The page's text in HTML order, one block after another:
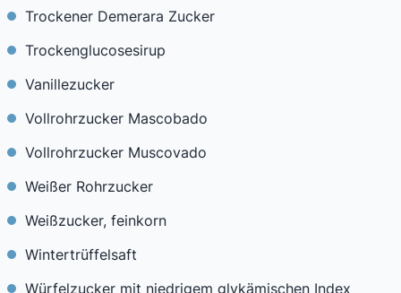
Trockener Demerara Zucker
Trockenglucosesirup
Vanillezucker
Vollrohrzucker Mascobado
Vollrohrzucker Muscovado
Weißer Rohrzucker
Weißzucker, feinkorn
Wintertrüffelsaft
Würfelzucker mit niedrigem glykämischen Index